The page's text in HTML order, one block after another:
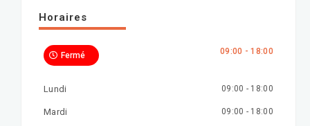
Horaires
Fermé 09:00 - 18:00
Lundi 09:00 - 18:00
Mardi 09:00 - 18:00